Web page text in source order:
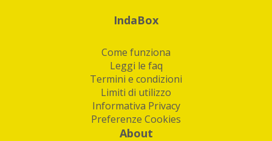
IndaBox
Come funziona
Leggi le faq
Termini e condizioni
Limiti di utilizzo
Informativa Privacy
Preferenze Cookies
About